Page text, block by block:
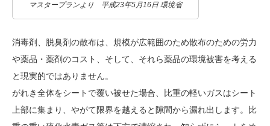
マスタープランより 平成23年5月16日 環境省
消毒剤、脱臭剤の散布は、規模が広範囲のため散布のための労力
や薬品・薬剤のコスト、そして、それら薬品の環境被害を考える
と現実的ではありません。
がれき全体をシートで覆い被せた場合、比重の軽いガスはシート
上部に集まり、やがて限界を越えると隙間から漏れ出します。比